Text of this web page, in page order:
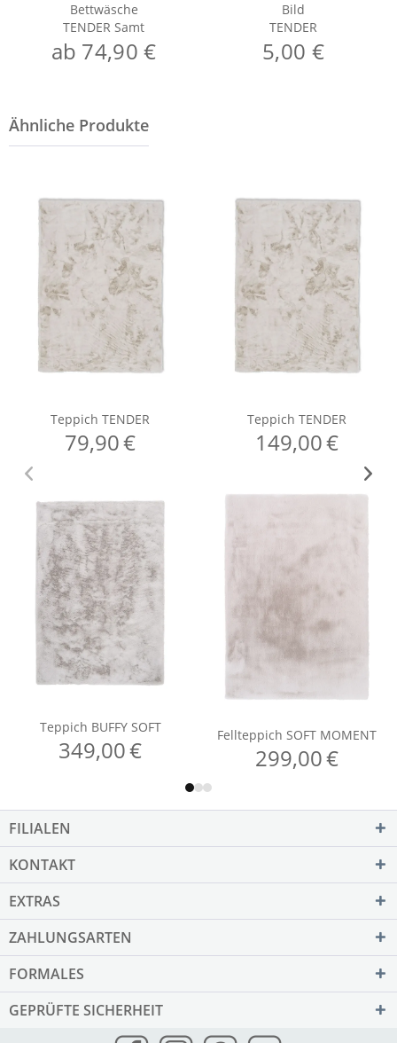
Bettwäsche
TENDER Samt
ab 74,90 €
Bild
TENDER
5,00 €
FILIALEN
KONTAKT
EXTRAS
ZAHLUNGSARTEN
FORMALES
GEPRÜFTE SICHERHEIT